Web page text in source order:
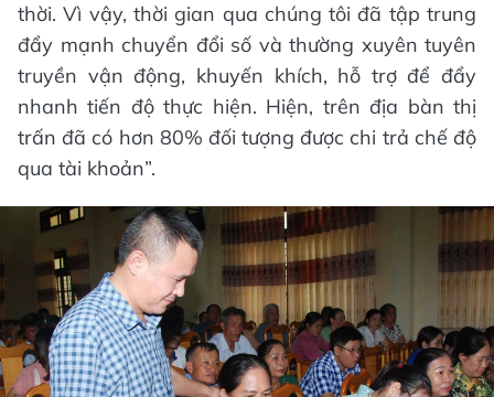
thời. Vì vậy, thời gian qua chúng tôi đã tập trung
đẩy mạnh chuyển đổi số và thường xuyên tuyên
truyền vận động, khuyến khích, hỗ trợ để đẩy
nhanh tiến độ thực hiện. Hiện, trên địa bàn thị
trấn đã có hơn 80% đối tượng được chi trả chế độ
qua tài khoản”.